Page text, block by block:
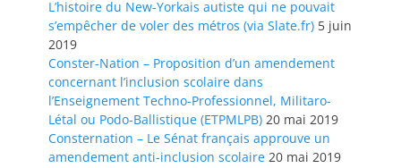
L’histoire du New-Yorkais autiste qui ne pouvait
s’empêcher de voler des métros (via Slate.fr) 5 juin
2019
Conster-Nation – Proposition d’un amendement
concernant l’inclusion scolaire dans
l’Enseignement Techno-Professionnel, Militaro-
Létal ou Podo-Ballistique (ETPMLPB) 20 mai 2019
Consternation – Le Sénat français approuve un
amendement anti-inclusion scolaire 20 mai 2019